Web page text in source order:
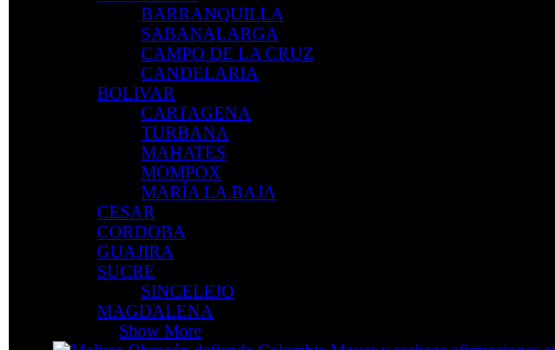
BARRANQUILLA
SABANALARGA
CAMPO DE LA CRUZ
CANDELARIA
BOLIVAR
CARTAGENA
TURBANA
MAHATES
MOMPOX
MARÍA LA BAJA
CESAR
CORDOBA
GUAJIRA
SUCRE
SINCELEJO
MAGDALENA
Show More